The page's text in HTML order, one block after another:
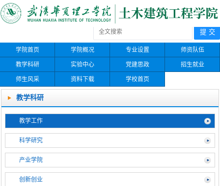
学院首页 学院概况 专业设置 师资队伍
教学科研 实验中心 党建思政 招生就业
师生风采 资料下载 学校首页
教学科研
教学工作
科学研究
产业学院
创新创业